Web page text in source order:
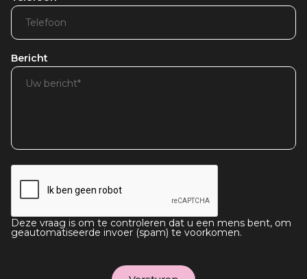
Bericht
Deze vraag is om te controleren dat u een mens bent, om
geautomatiseerde invoer (spam) te voorkomen.